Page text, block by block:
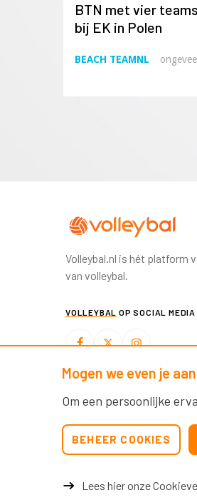
BTN met vier
bij EK in Polen
BEACH TEAMNL
Volleybal.nl is hét platform
van volleybal.
VOLLEYBAL OP SOCIAL MEDIA
Mogen we even je
Om een persoonlijke
BEHEER COOKIES
Lees hier onze